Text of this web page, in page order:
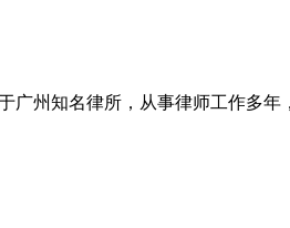
广州知名律所，从事律师工作多年